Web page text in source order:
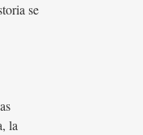
se
la